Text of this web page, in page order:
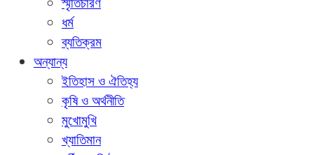
ধর্ম
ব্যতিক্রম
অন্যান্য
ইতিহাস ও ঐতিহ্য
কৃষি ও অর্থনীতি
মুখোমুখি
খ্যাতিমান